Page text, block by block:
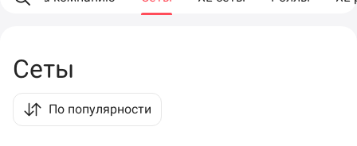
Сеты
По популярности